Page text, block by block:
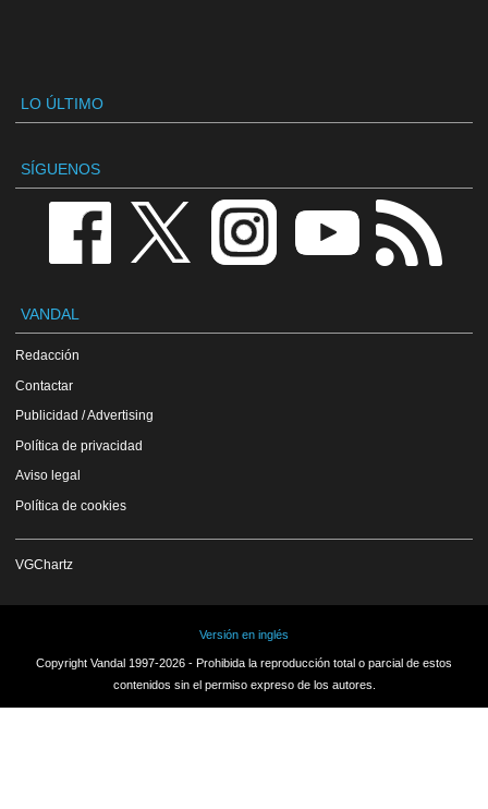
LO ÚLTIMO
SÍGUENOS
VANDAL
Redacción
Contactar
Publicidad / Advertising
Política de privacidad
Aviso legal
Política de cookies
VGChartz
Versión en inglés
Copyright Vandal 1997-2026 - Prohibida la reproducción total o parcial de estos
contenidos sin el permiso expreso de los autores.